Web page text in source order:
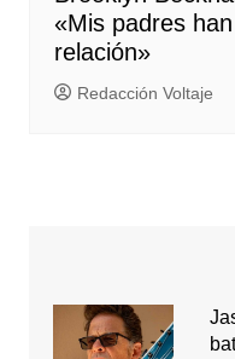
«Mis padres
relación»
Redacción Voltaje